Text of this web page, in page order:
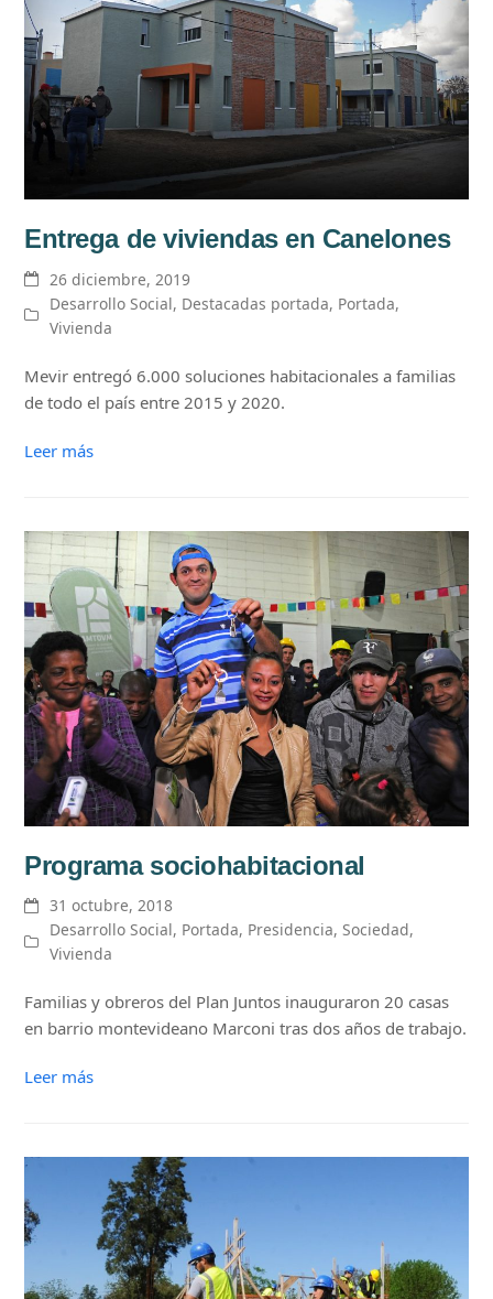
Entrega de viviendas en Canelones
26 diciembre, 2019
Desarrollo Social, Destacadas portada, Portada,
Vivienda
Mevir entregó 6.000 soluciones habitacionales a familias
de todo el país entre 2015 y 2020.
Leer más
Programa sociohabitacional
31 octubre, 2018
Desarrollo Social, Portada, Presidencia,Sociedad,
Vivienda
Familias y obreros del Plan Juntos inauguraron 20 casas
en barrio montevideano Marconi tras dos años de trabajo.
Leer más